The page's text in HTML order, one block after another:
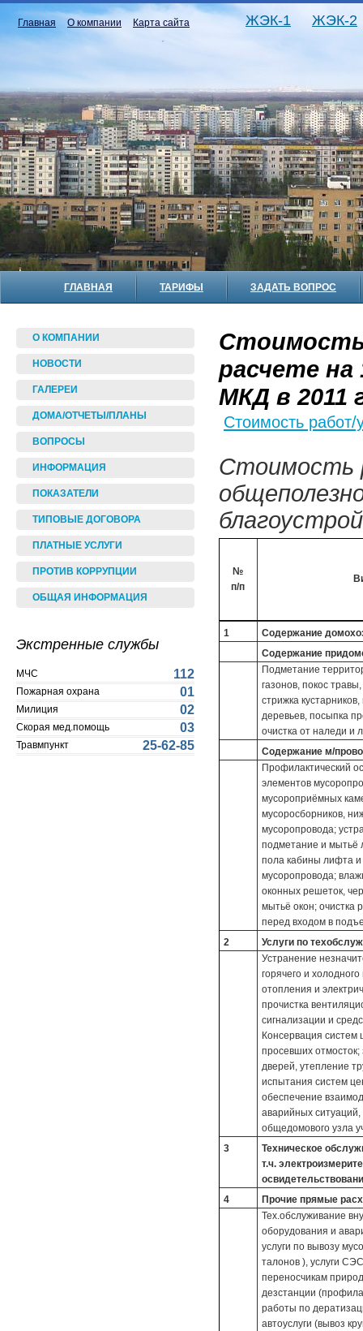
Главная О компании Карта сайта ЖЭК-1 ЖЭК-2
ГЛАВНАЯ ТАРИФЫ ЗАДАТЬ ВОПРОС
О КОМПАНИИ
НОВОСТИ
ГАЛЕРЕИ
ДОМА/ОТЧЕТЫ/ПЛАНЫ
ВОПРОСЫ
ИНФОРМАЦИЯ
ПОКАЗАТЕЛИ
ТИПОВЫЕ ДОГОВОРА
ПЛАТНЫЕ УСЛУГИ
ПРОТИВ КОРРУПЦИИ
ОБЩАЯ ИНФОРМАЦИЯ
Экстренные службы
МЧС 112
Пожарная охрана 01
Милиция 02
Скорая мед.помощь 03
Травмпункт 25-62-85
расчете
МКД в 2011
Стоимость
Стоимость
№
п/п
1
Содержание
Содержание
Подметание
газонов, покос
стрижка
деревьев, посыпка
очистка от наледи и
Содержание м/
Профилактический
элементов
мусороприёмных
мусоросборников,
мусоропровода;
подметание и мытьё
пола кабины лифта и
мусоропровода;
оконных решеток,
мытьё окон; очистка
перед входом в
2
Услуги по
Устранение
горячего и
отопления и
прочистка
сигнализации и
Консервация систем
просевших отмосток;
дверей, утепление
испытания систем
обеспечение
аварийных ситуаций,
общедомового узла
3
Техническое
т.ч.
4
Прочие прямые
Тех.обслуживание
оборудования и
услуги по вывозу
талонов ), услуги
переносчикам
дезстанции
работы по
автоуслуги (вывоз